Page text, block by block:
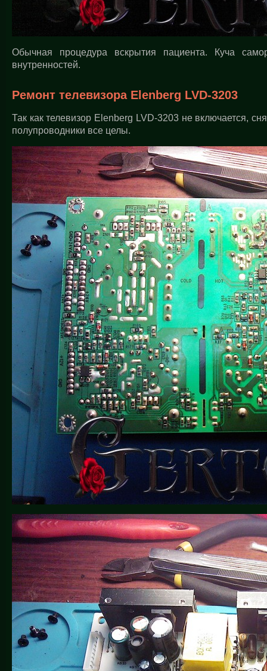
Обычная процедура вскрытия пациента. Куча
внутренностей.
Ремонт телевизора Elenberg LVD-3203
Так как телевизор Elenberg LVD-3203 не включается,
полупроводники все целы.